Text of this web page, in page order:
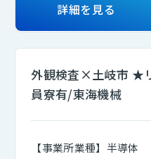
詳細を見る
外観検査×土岐市 ★
員寮有/東海機械
【事業所業種】半導体